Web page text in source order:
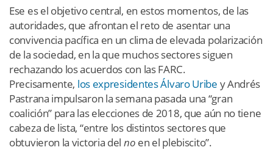
Ese es el objetivo central, en estos momentos, de las
autoridades, que afrontan el reto de asentar una
convivencia pacífica en un clima de elevada polarización
de la sociedad, en la que muchos sectores siguen
rechazando los acuerdos con las FARC.
Precisamente, los expresidentes Álvaro Uribe y Andrés
Pastrana impulsaron la semana pasada una “gran
coalición” para las elecciones de 2018, que aún no tiene
cabeza de lista, “entre los distintos sectores que
obtuvieron la victoria del no en el plebiscito”.